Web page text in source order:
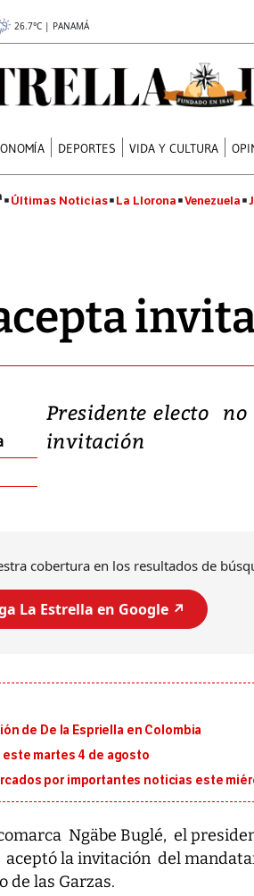
26.7°C | PANAMÁ
DEPORTES VIDA Y CULTURA
Últimas Noticias La Llorona Venezuela
Presidente electo no
invitación
cobertura en los resultados de
La Estrella en Google ↗️
de De la Espriella en Colombia
este martes 4 de agosto
por importantes noticias este
Ngäbe Buglé, el
aceptó la invitación del
de las Garzas.
Video,
Un fuerte
julio en la
al sur de Japón,
emergencia de gran